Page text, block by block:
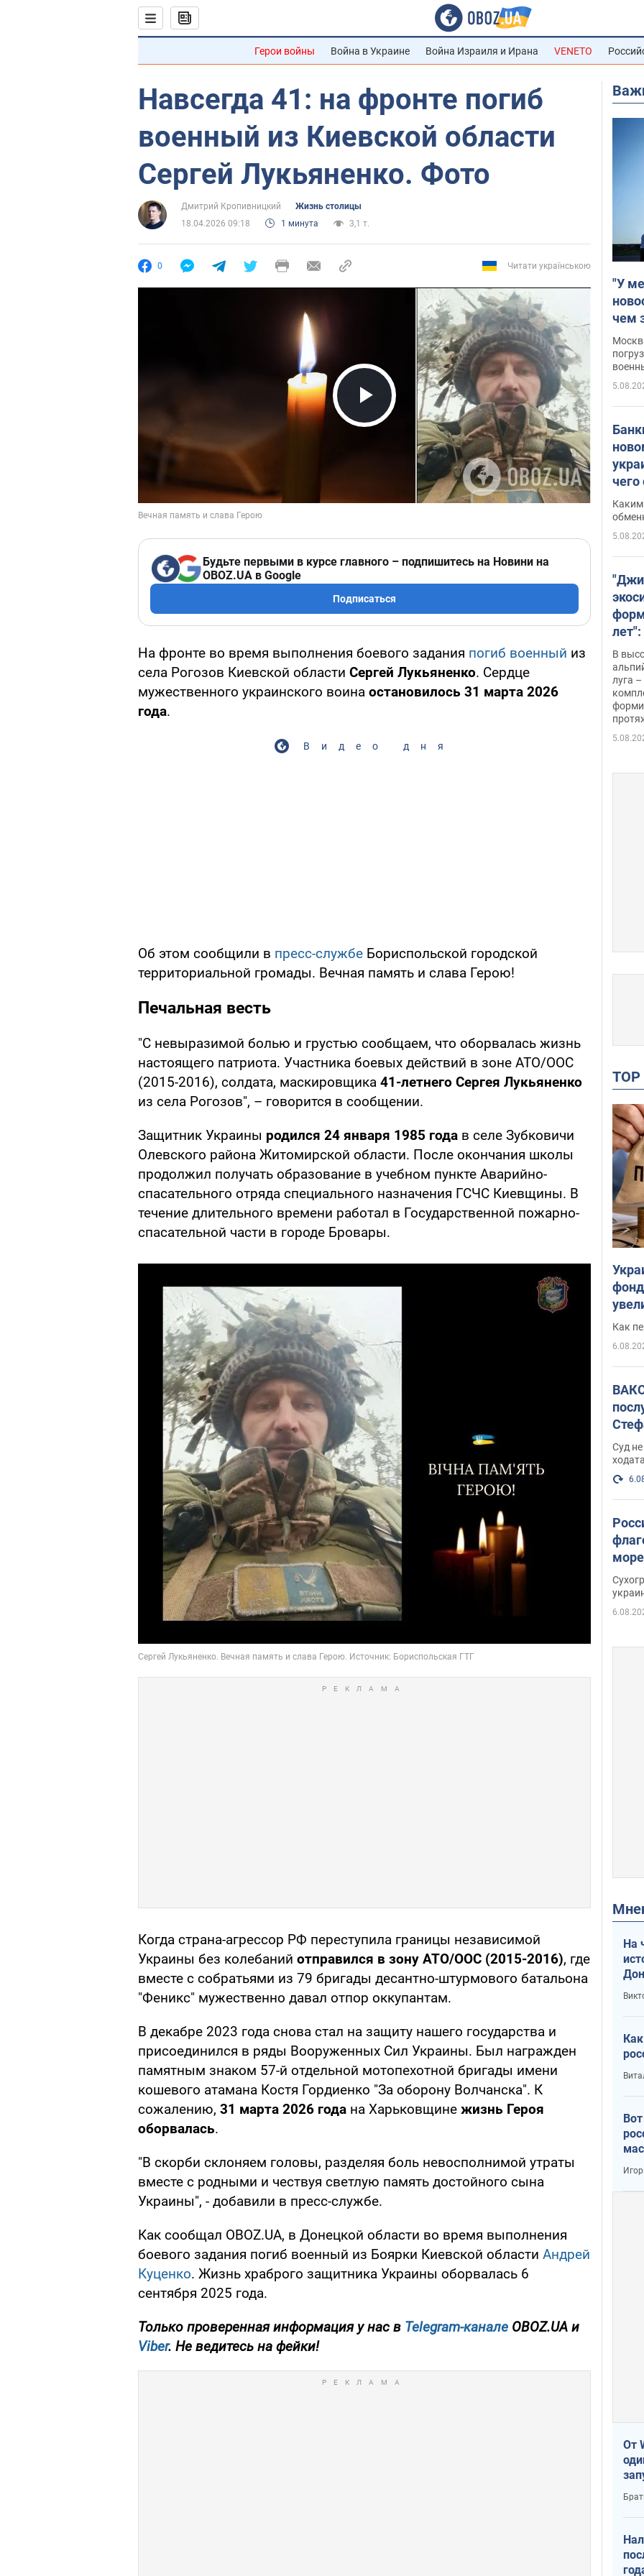
Герои войны Война в Украине Война Израиля и Ирана VENETO
Навсегда 41: на фронте погиб
военный из Киевской области
Сергей Лукьяненко. Фото
Дмитрий Кропивницкий
Жизнь столицы
18.04.2026 09:18
1 минута 3,1 т.
0 Читати українською
Play Video
Будьте первыми в курсе главного – подпишитесь на Новини на
OBOZ.UA в Google
Подписаться
На фронте во время выполнения боевого задания погиб военный из
села Рогозов Киевской области Сергей Лукьяненко. Сердце
мужественного украинского воина остановилось 31 марта 2026
года.
Видео дня
Об этом сообщили в пресс-службе Бориспольской городской
территориальной громады. Вечная память и слава Герою!
Печальная весть
"С невыразимой болью и грустью сообщаем, что оборвалась жизнь
настоящего патриота. Участника боевых действий в зоне АТО/ООС
(2015-2016), солдата, маскировщика 41-летнего Сергея Лукьяненко
из села Рогозов", – говорится в сообщении.
Защитник Украины родился 24 января 1985 года в селе Зубковичи
Олевского района Житомирской области. После окончания школы
продолжил получать образование в учебном пункте Аварийно-
спасательного отряда специального назначения ГСЧС Киевщины. В
течение длительного времени работал в Государственной пожарно-
спасательной части в городе Бровары.
Когда страна-агрессор РФ переступила границы независимой
Украины без колебаний отправился в зону АТО/ООС (2015-2016), где
вместе с собратьями из 79 бригады десантно-штурмового батальона
"Феникс" мужественно давал отпор оккупантам.
В декабре 2023 года снова стал на защиту нашего государства и
присоединился в ряды Вооруженных Сил Украины. Был награжден
памятным знаком 57-й отдельной мотопехотной бригады имени
кошевого атамана Костя Гордиенко "За оборону Волчанска". К
сожалению, 31 марта 2026 года на Харьковщине жизнь Героя
оборвалась.
"В скорби склоняем головы, разделяя боль невосполнимой утраты
вместе с родными и чествуя светлую память достойного сына
Украины", - добавили в пресс-службе.
Как сообщал OBOZ.UA, в Донецкой области во время выполнения
боевого задания погиб военный из Боярки Киевской области Андрей
Куценко. Жизнь храброго защитника Украины оборвалась 6
сентября 2025 года.
Только проверенная информация у нас в Telegram-канале OBOZ.UA и
Viber. Не ведитесь на фейки!
"У
чем
Каким
В
луга
не
Как
деле
Суд
На
От